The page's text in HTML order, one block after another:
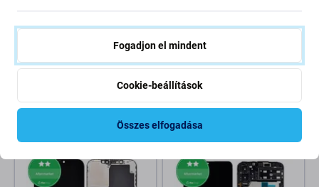
Kijelző In-Cell HD+ iPhone 11
Kijelző In-Cell HD+ iPhone 13
Mini, Érintőüveg kerettel
Fogadjon el mindent
Cookie-beállítások
Összes elfogadása